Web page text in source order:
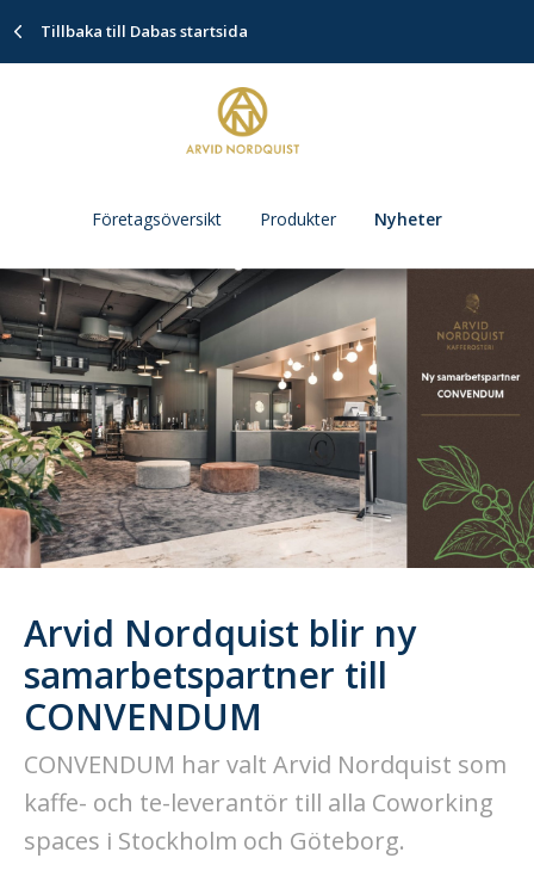
Tillbaka till Dabas startsida
Företagsöversikt Produkter Nyheter
Arvid Nordquist blir ny
samarbetspartner till
CONVENDUM
CONVENDUM har valt Arvid Nordquist som
kaffe- och te-leverantör till alla Coworking
spaces i Stockholm och Göteborg.